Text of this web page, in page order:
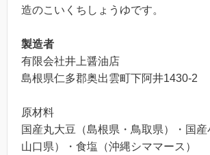
造のこいくちしょうゆです。
製造者
有限会社井上醤油店
島根県仁多郡奥出雲町下阿井1430-2
原材料
国産丸大豆（島根県・鳥取県）・国産
山口県）・食塩（沖縄シママース）